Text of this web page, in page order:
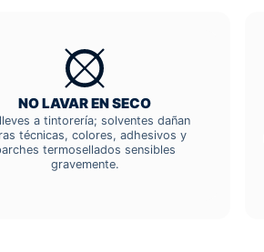
NO LAVAR EN SECO
a tintorería; solventes dañan
técnicas, colores, adhesivos y
termosellados sensibles
gravemente.